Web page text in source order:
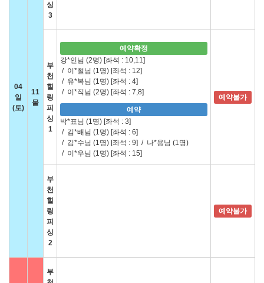
04
일
(토)
11
물
싱
3
부
천
힐
링
피
싱
1
예약확정
강*인님 (2명) [좌석 : 10,11]
/ 이*철님 (1명) [좌석 : 12]
/ 유*복님 (1명) [좌석 : 4]
/ 이*직님 (2명) [좌석 : 7,8]
예약
박*표님 (1명) [좌석 : 3]
/ 김*배님 (1명) [좌석 : 6]
/ 김*수님 (1명) [좌석 : 9] / 나*용님 (1명)
/ 이*우님 (1명) [좌석 : 15]
예약불가
부
천
힐
링
피
싱
2
예약불가
부